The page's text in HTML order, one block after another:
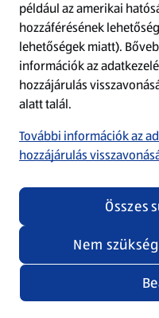
például az amerikai
hozzáférésének
lehetőségek miatt).
információk az
hozzájárulás
alatt talál.
További információk az
hozzájárulás
Nem
Összes